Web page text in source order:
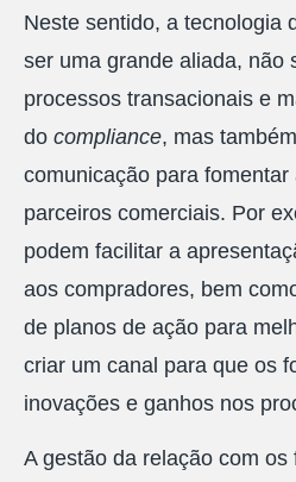
Neste sentido, a tecnologia
ser uma grande aliada, não
processos transacionais e
do compliance, mas
comunicação para
parceiros comerciais. Por
podem facilitar a
aos compradores, bem
de planos de ação para
criar um canal para que os
inovações e ganhos nos
A gestão da relação com os